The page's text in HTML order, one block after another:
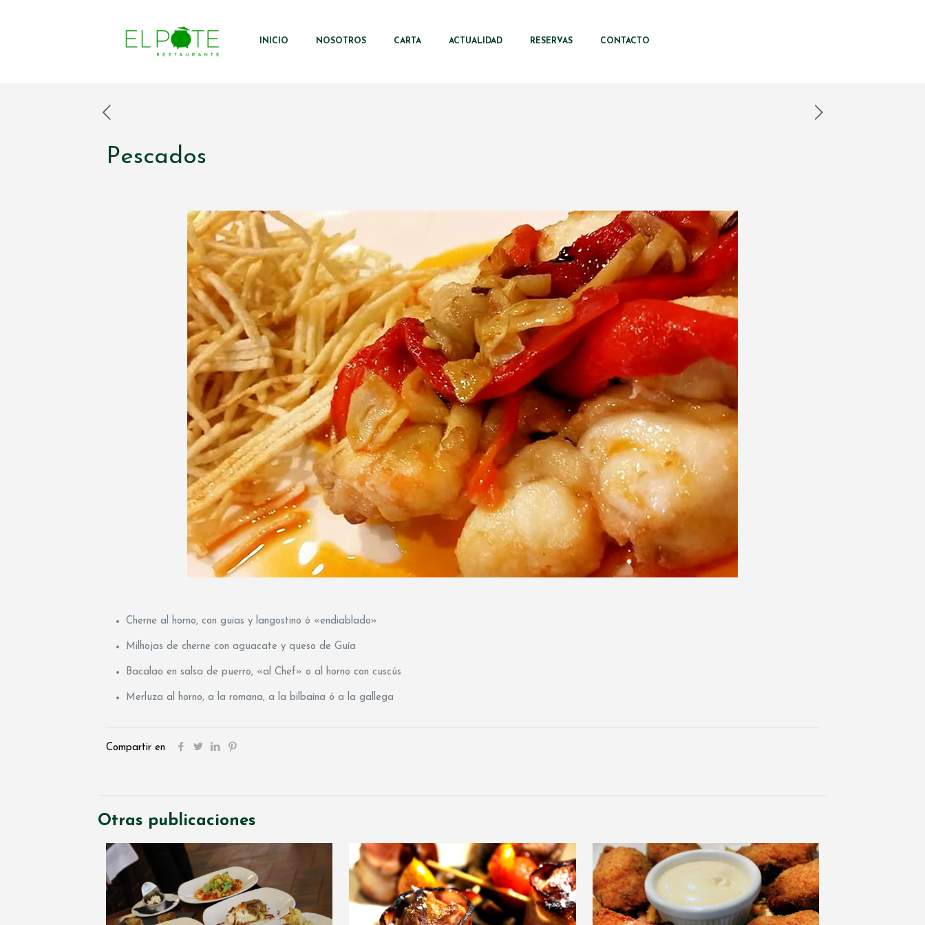
INICIO NOSOTROS CARTA ACTUALIDAD RESERVAS CONTACTO
Pescados
Cherne al horno, con guias y langostino ó «endiablado»
Milhojas de cherne con aguacate y queso de Guía
Bacalao en salsa de puerro, «al Chef» o al horno con cuscús
Merluza al horno, a la romana, a la bilbaína ó a la gallega
Compartir en
Otras publicaciones